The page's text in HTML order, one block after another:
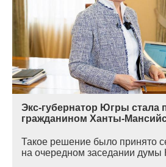
Экс-губернатор Югры стала
гражданином Ханты-
Такое решение было принято
на очередном заседании